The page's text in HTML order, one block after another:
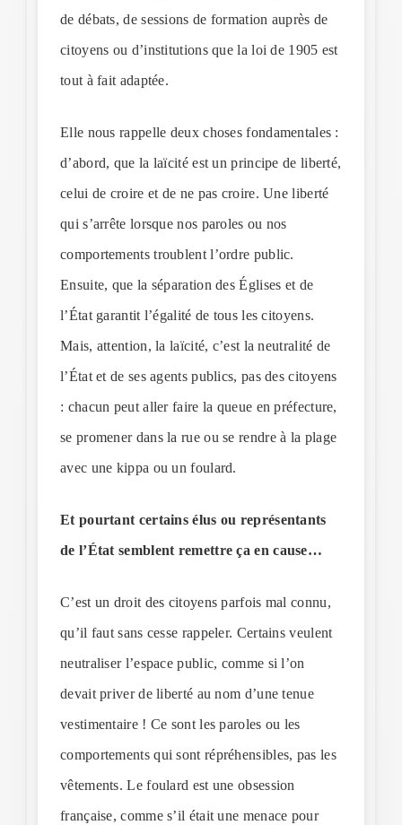
de débats, de sessions de formation auprès de
citoyens ou d’institutions que la loi de 1905 est
tout à fait adaptée.
Elle nous rappelle deux choses fondamentales :
d’abord, que la laïcité est un principe de liberté,
celui de croire et de ne pas croire. Une liberté
qui s’arrête lorsque nos paroles ou nos
comportements troublent l’ordre public.
Ensuite, que la séparation des Églises et de
l’État garantit l’égalité de tous les citoyens.
Mais, attention, la laïcité, c’est la neutralité de
l’État et de ses agents publics, pas des citoyens
: chacun peut aller faire la queue en préfecture,
se promener dans la rue ou se rendre à la plage
avec une kippa ou un foulard.
Et pourtant certains élus ou représentants
de l’État semblent remettre ça en cause…
C’est un droit des citoyens parfois mal connu,
qu’il faut sans cesse rappeler. Certains veulent
neutraliser l’espace public, comme si l’on
devait priver de liberté au nom d’une tenue
vestimentaire ! Ce sont les paroles ou les
comportements qui sont répréhensibles, pas les
vêtements. Le foulard est une obsession
française, comme s’il était une menace pour